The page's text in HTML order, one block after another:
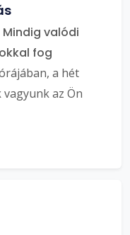
Mindig valódi
fog
a hét
az Ön